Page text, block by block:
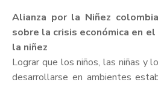
Alianza por la Niñez
sobre la crisis económica en
la niñez
Lograr que los niños, las niñas y
desarrollarse en ambientes